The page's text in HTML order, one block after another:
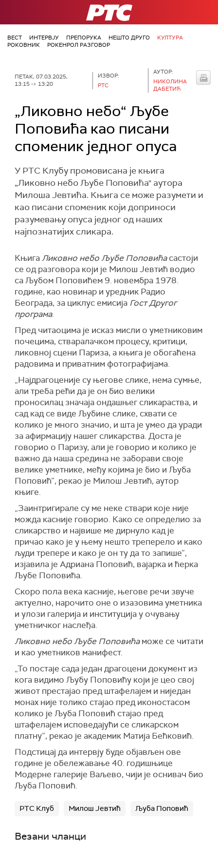
РТС
ВЕСТ ИНТЕРВЈУ ПРЕПОРУКА НЕШТО ДРУГО
КУЛТУРА
РОКОВНИК
РОКЕНРОЛ РАЗГОВОР
ПЕТАК, 07.03.2025,
13:15 -> 13:20
ИЗВОР:
РТС
АУТОР:
НИКОЛИНА
ДАБЕТИЋ
„Ликовно небо“ Љубе
Поповића као писани
споменик једног опуса
У РТС Клубу промовисана је књига
„Ликовно небо Љубе Поповића" аутора
Милоша Јевтића. Књига се може разумети и
као писани споменик који доприноси
разумевању опуса једног од наших
најпознатијих сликара.
КњигаЛиковно небоЉубе Поповићасастоји
се од разговора који је Милош Јевтић водио
са Љубом Поповићем 9. новембра 1978.
године, као новинар и уредник Радио
Београда, за циклус емисија Гост Другог
програма.
Пред читаоцима је исказ мисли о уметниковим
почецима, стваралачком процесу, критици,
ликовној сцени Париза, а књига је обогаћена
радовима и приватним фотографијама.
„Најдрагоценије су његове слике, нема сумње,
али треба рећи да је он био велики
проносилац значаја ондашњег сликараства, и
сад кад се виде Љубине слике, схвати се
колико је много значио, и шта је умео да уради
за афирмацију нашег сликарства. Доста је
говорио о Паризу, али је говорио и колико је
важно да наша средина не заборави своје
велике уметнике, међу којима је био и Љуба
Поповић”, рекао је Милош Јевтић, аутор
књиге.
„Заинтригирале су ме неке ствари које није
можда касније говорио. Како се определио за
сликарство и највише ме дирнуло кад је
причао како је у њему нешто треперело и како
људи трепере и како је он ту да то запише”,
изјавила је Адриана Поповић, вајарка и ћерка
Љубе Поповића.
Скоро пола века касније, његове речи звуче
актуелно, нарочито оне о изазовима уметника
и улози галерија и институција у очувању
уметничког наслеђа.
Ликовно небоЉубе Поповићаможе се читати
и као уметников манифест.
„То постаје сада један драгоцени документ из
кога видимо Љубу Поповићу који је цео свој
живот престајао пред штафелајем и ниједан
монах није толико стајао пред иконостасом
колико је Љуба Поповић стајао пред
штафелајем исповедајући се сликарском
платну”, рекао је академик Матија Бећковић.
Подстицај да интервју буде објављен ове
године је обележавање 40. годишњице
Модерне галерије Ваљево, чији је оснивач био
Љуба Поповић.
РТС Клуб Милош Јевтић Љуба Поповић
Везани чланци